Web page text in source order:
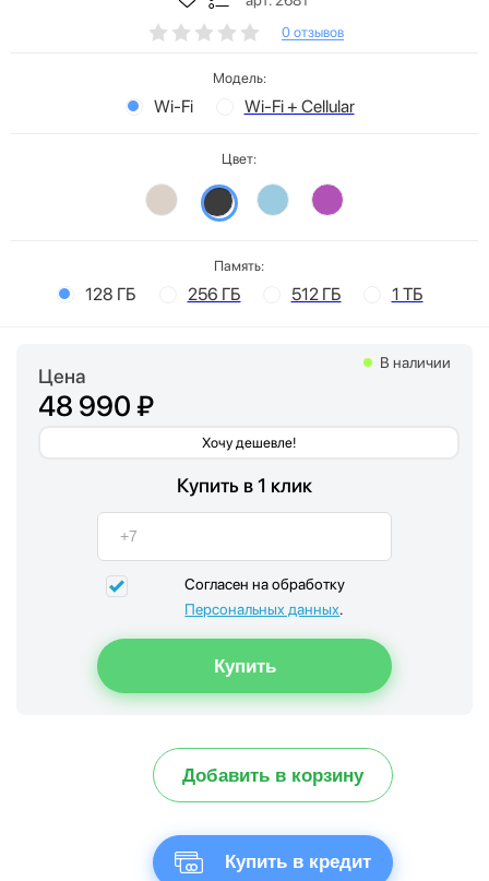
0 отзывов
Модель:
Wi-Fi Wi-Fi + Cellular
Цвет:
Память:
128 ГБ 256 ГБ 512 ГБ 1 ТБ
Цена
48 990 ₽
Хочу дешевле!
В наличии
Купить в 1 клик
Согласен на обработку
Персональных данных.
Добавить в корзину
Купить в кредит